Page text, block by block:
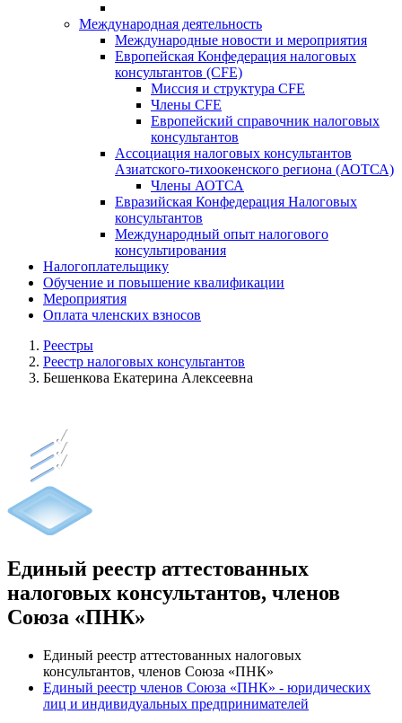
Международная деятельность
Международные новости и мероприятия
Европейская Конфедерация налоговых
консультантов (CFE)
Миссия и структура CFE
Члены CFE
Европейский справочник налоговых
консультантов
Ассоциация налоговых консультантов
Азиатского-тихоокенского региона (АОТСА)
Члены АОТСА
Евразийская Конфедерация Налоговых
консультантов
Международный опыт налогового
консультирования
Налогоплательщику
Обучение и повышение квалификации
Мероприятия
Оплата членских взносов
Реестры
Реестр налоговых консультантов
Бешенкова Екатерина Алексеевна
Единый реестр аттестованных
налоговых консультантов, членов
Союза «ПНК»
Единый реестр аттестованных налоговых
консультантов, членов Союза «ПНК»
Единый реестр членов Союза «ПНК» - юридических
лиц и индивидуальных предпринимателей